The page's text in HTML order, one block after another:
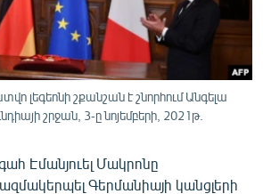
լեգեոնի շքանշան է շնորհում Անգելա
շրջան, 3-ը նոյեմբերի, 2021թ.
Էմանյուել Մակրոնը
կազմակերպել Գերմանիայի կանցլերի